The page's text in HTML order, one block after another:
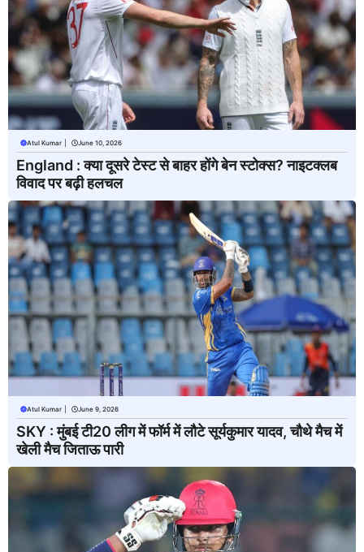
Atul Kumar June 10, 2026
England : क्या दूसरे टेस्ट से बाहर होंगे बेन स्टोक्स? नाइटक्लब
विवाद पर बढ़ी हलचल
Atul Kumar June 9, 2026
SKY : मुंबई टी20 लीग में फॉर्म में लौटे सूर्यकुमार यादव, चौथे मैच में
खेली मैच जिताऊ पारी